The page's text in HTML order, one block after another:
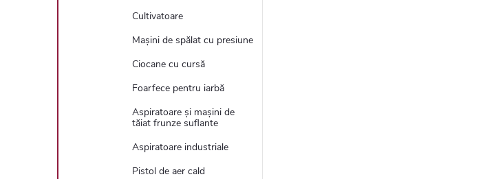
Cultivatoare
Mașini de spălat cu presiune
Ciocane cu cursă
Foarfece pentru iarbă
Aspiratoare și mașini de
tăiat frunze suflante
Aspiratoare industriale
Pistol de aer cald